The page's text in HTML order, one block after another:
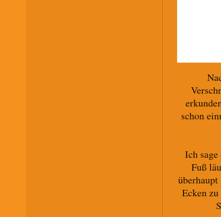
schon
Ich
Fuß
Ecken